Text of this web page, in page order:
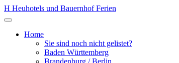
Zum
Inhalt
H Heuhotels und Bauernhof Ferien
Menü
öffnenHome
Sie sind noch nicht gelistet?
Baden Württemberg
Brandenburg / Berlin